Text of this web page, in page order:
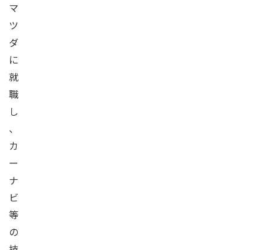
マ
ツ
ダ
に
就
職
し
、
カ
ー
ナ
ビ
等
の